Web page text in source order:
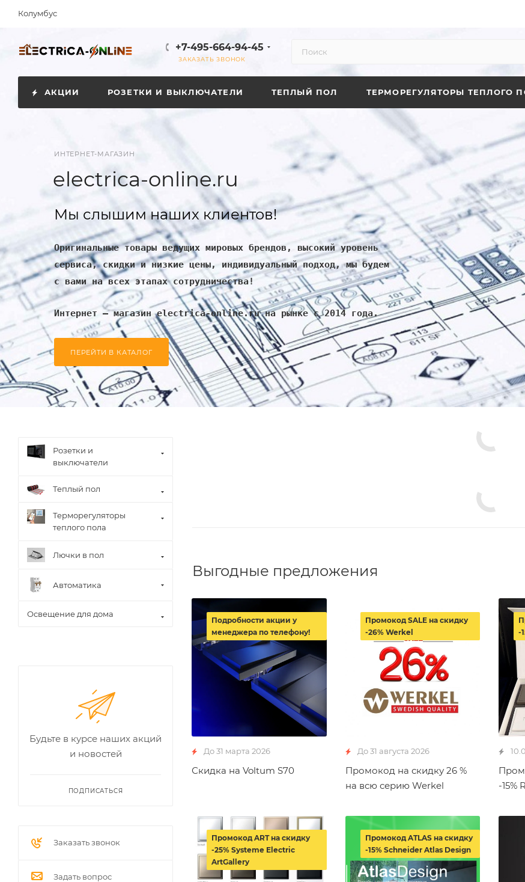
Колумбус
+7-495-664-94-45
ЗАКАЗАТЬ ЗВОНОК
АКЦИИ РОЗЕТКИ И ВЫКЛЮЧАТЕЛИ ТЕПЛЫЙ ПОЛ ТЕРМОРЕГУЛЯТОРЫ ТЕПЛОГО
ИНТЕРНЕТ-МАГАЗИН
electrica-online.ru
Мы слышим наших клиентов!
Оригинальные товары ведущих мировых брендов, высокий уровень
сервиса, скидки и низкие цены, индивидуальный подход, мы будем
с вами на всех этапах сотрудничества!
Интернет – магазин electrica-online.ru на рынке с 2014 года.
ПЕРЕЙТИ В КАТАЛОГ
Выгодные предложения
До 31 марта 2026
Скидка на Voltum S70
Подробности акции у
менеджера по телефону!
До 31 августа 2026
Промокод на скидку 26 %
на всю серию Werkel
Промокод SALE на скидку
-26% Werkel
-15%
-
Промокод ART на скидку
-25% Systeme Electric
ArtGallery
Промокод ATLAS на скидку
-15% Schneider Atlas Design
Розетки и
выключатели
Теплый пол
Терморегуляторы
теплого пола
Лючки в пол
Автоматика
Освещение для дома
Будьте в курсе наших акций
и новостей
ПОДПИСАТЬСЯ
Заказать звонок
Задать вопрос